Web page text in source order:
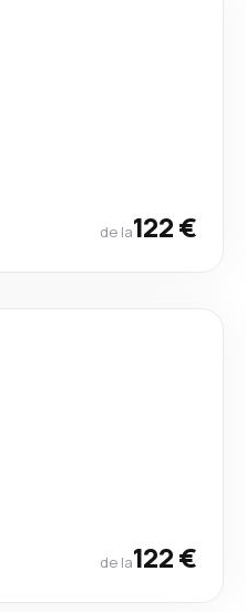
de la122 €
de la122 €